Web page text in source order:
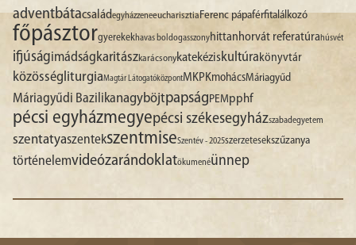
adventbátacsaládegyházzeneeucharisztiaFerenc pápaférfitalálkozó
főpásztorgyerekekhavas boldogasszonyhittanhorvát referatúrahúsvét
ifjúságimádságkaritászkarácsonykatekéziskultúra könyvtár
közösség liturgiaMagtár LátogatóközpontMKPKmohácsMáriagyűd
Máriagyűdi Bazilikanagyböjtpapság PEMpphf
pécsi egyházmegyepécsi székesegyházszabadegyetem
szentatyaszentekszentmiseSzentév - 2025szerzetesekszűzanya
történelemvideózarándoklatökumenéünnep